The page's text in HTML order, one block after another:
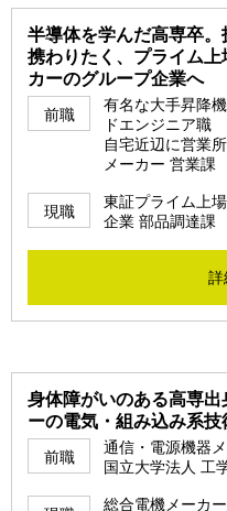
半導体を学んだ高専卒
携わりたく、プライム
カーのグループ企業へ
前職
有名な大手昇降
ドエンジニア職
自宅近辺に営業
メーカー 営業
現職
東証プライム上
企業 部品調達課
詳
身体障がいのある高専
ーの電気・組み込み系
前職
通信・電源機器
国立大学法人 工
総合電機メーカ